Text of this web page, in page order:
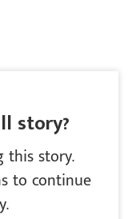
story?
this story.
to continue